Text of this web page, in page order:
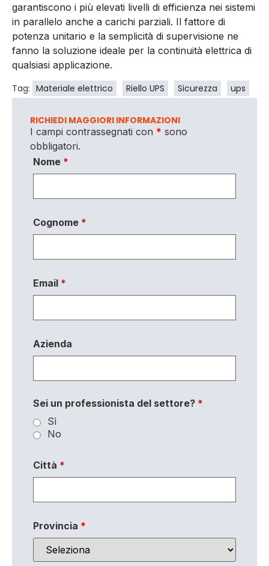
garantiscono i più elevati livelli di efficienza nei sistemi
in parallelo anche a carichi parziali. Il fattore di
potenza unitario e la semplicità di supervisione ne
fanno la soluzione ideale per la continuità elettrica di
qualsiasi applicazione.
Tag: Materiale elettrico Riello UPS Sicurezza ups
RICHIEDI MAGGIORI INFORMAZIONI
I campi contrassegnati con * sono
obbligatori.
Nome *
Cognome *
Email *
Azienda
Sei un professionista del settore? *
Sì
No
Città *
Provincia *